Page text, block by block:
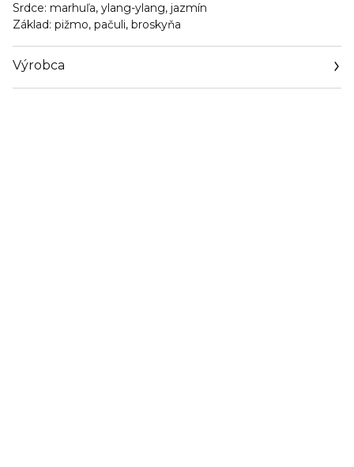
Srdce: marhuľa, ylang-ylang, jazmín
Základ: pižmo, pačuli, broskyňa
Výrobca